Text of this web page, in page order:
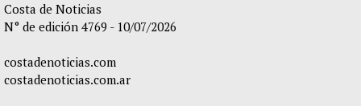
Costa de Noticias
N° de edición 4769 - 10/07/2026
costadenoticias.com
costadenoticias.com.ar